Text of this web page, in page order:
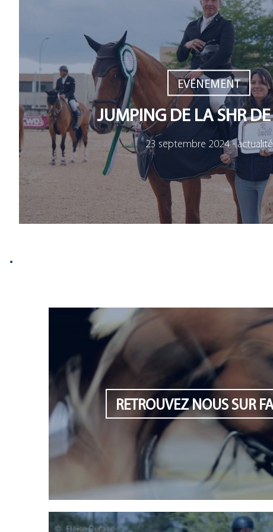
EVÉNEMENT
JUMPING DE LA SHR
23 septembre 2024 - actualité
RETROUVEZ NOUS SUR